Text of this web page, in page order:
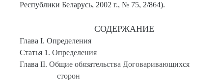
Республики Беларусь, 2002 г., № 75, 2/864).
СОДЕРЖАНИЕ
Глава I. Определения
Статья 1. Определения
Глава II. Общие обязательства Договаривающихся
сторон